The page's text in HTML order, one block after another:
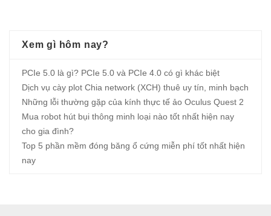
Xem gì hôm nay?
PCIe 5.0 là gì? PCIe 5.0 và PCIe 4.0 có gì khác biệt
Dịch vụ cày plot Chia network (XCH) thuê uy tín, minh bạch
Những lỗi thường gặp của kính thực tế ảo Oculus Quest 2
Mua robot hút bụi thông minh loại nào tốt nhất hiện nay
cho gia đình?
Top 5 phần mềm đóng băng ổ cứng miễn phí tốt nhất hiện
nay